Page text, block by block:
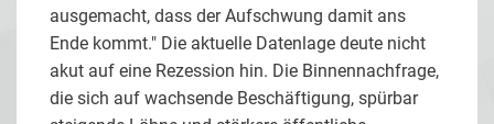
ausgemacht, dass der Aufschwung damit ans
Ende kommt." Die aktuelle Datenlage deute nicht
akut auf eine Rezession hin. Die Binnennachfrage,
die sich auf wachsende Beschäftigung, spürbar